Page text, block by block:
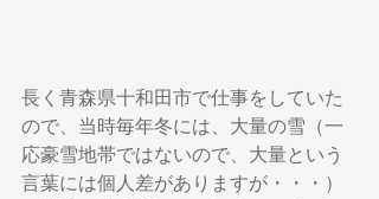
長く青森県十和田市で仕事をしていた
ので、当時毎年冬には、大量の雪（一
応豪雪地帯ではないので、大量という
言葉には個人差がありますが・・・）